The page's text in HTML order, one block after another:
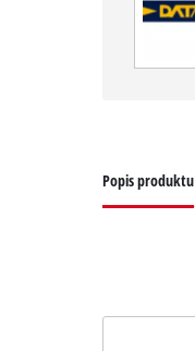
Popis produktu